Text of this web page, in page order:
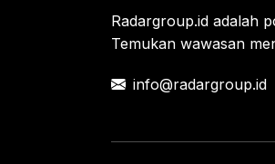
Radargroup.id adalah
Temukan wawasan
info@radargroup.id